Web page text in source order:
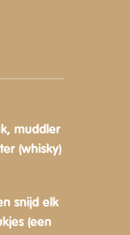
muddler
(whisky)
snijd elk
(een